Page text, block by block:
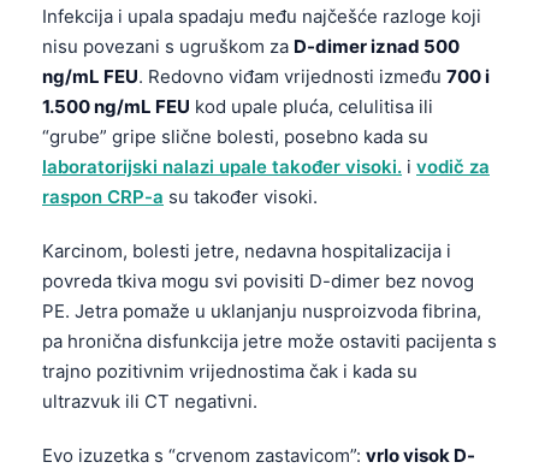
Infekcija i upala spadaju među najčešće razloge koji
nisu povezani s ugruškom za D-dimer iznad 500
ng/mL FEU. Redovno viđam vrijednosti između 700 i
1.500 ng/mL FEU kod upale pluća, celulitisa ili
“grube” gripe slične bolesti, posebno kada su
laboratorijski nalazi upale također visoki. i vodič za
raspon CRP-a su također visoki.
Karcinom, bolesti jetre, nedavna hospitalizacija i
povreda tkiva mogu svi povisiti D-dimer bez novog
PE. Jetra pomaže u uklanjanju nusproizvoda fibrina,
pa hronična disfunkcija jetre može ostaviti pacijenta s
trajno pozitivnim vrijednostima čak i kada su
ultrazvuk ili CT negativni.
Evo izuzetka s “crvenom zastavicom”: vrlo visok D-